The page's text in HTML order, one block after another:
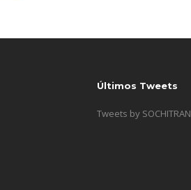
Últimos Tweets
Tweets by SOCHITRAN